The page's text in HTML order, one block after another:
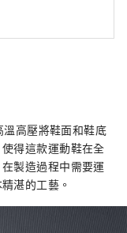
高壓將鞋面和鞋底
得這款運動鞋在全
製造過程中需要運
湛的工藝。